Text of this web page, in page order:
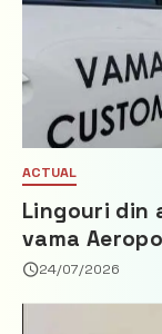
ACTUAL
Lingouri din
vama
24/07/2026